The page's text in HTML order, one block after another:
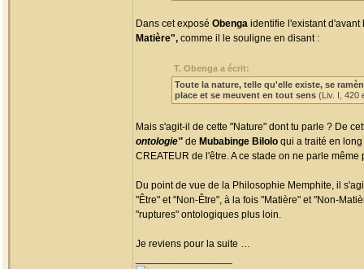
Dans cet exposé Obenga identifie l'existant
Matière", comme il le souligne en disant :
T. Obenga a écrit:
Toute la nature, telle qu'elle existe, se
place et se meuvent en tout sens (Liv. I, 420
Mais s'agit-il de cette "Nature" dont tu parle ? De
ontologie" de Mubabinge Bilolo qui a traité en
CREATEUR de l'être. A ce stade on ne parle même
Du point de vue de la Philosophie Memphite, il
"Être" et "Non-Être", à la fois "Matière" et "Non-
"ruptures" ontologiques plus loin.
Je reviens pour la suite …